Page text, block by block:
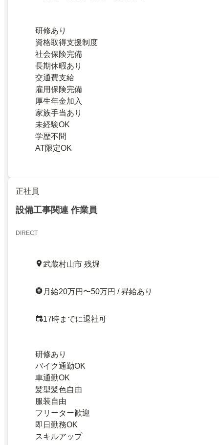
研修あり
資格取得支援制度
社会保険完備
長期休暇あり
交通費支給
雇用保険完備
厚生年金加入
家族手当あり
未経験OK
学歴不問
AT限定OK
正社員
設備工事関連 作業員
DIRECT
武蔵村山市 残堀
月給20万円〜50万円 / 昇給あり
17時までに退社可
研修あり
バイク通勤OK
車通勤OK
髪型髪色自由
服装自由
フリーター歓迎
即日勤務OK
スキルアップ